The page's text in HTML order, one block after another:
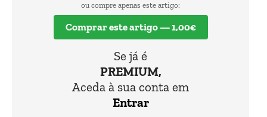
ou compre apenas este artigo:
Comprar este artigo — 1,00€
Se já é
PREMIUM,
Aceda à sua conta em
Entrar